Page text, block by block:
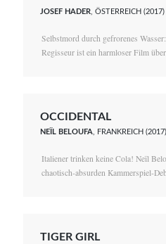
JOSEF HADER , ÖSTERREICH (2017)
Selbstmord durch gefrorenes
Regisseur ist ein harmloser Film
OCCIDENTAL
NEÏL BELOUFA , FRANKREICH (2017)
Italiener trinken keine Cola! Neïl
chaotisch-absurden Kammerspiel-
TIGER GIRL